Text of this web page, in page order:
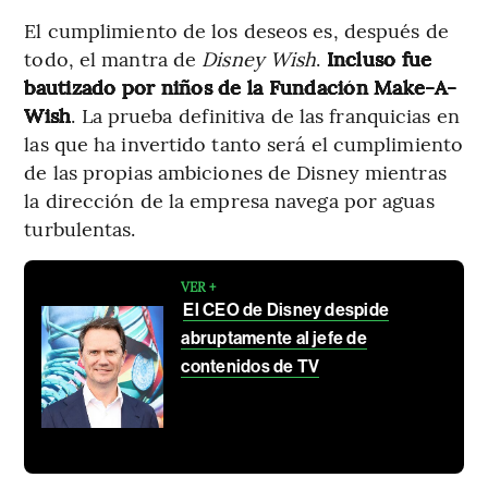
El cumplimiento de los deseos es, después de
todo, el mantra de Disney Wish. Incluso fue
bautizado por niños de la Fundación Make-A-
Wish. La prueba definitiva de las franquicias en
las que ha invertido tanto será el cumplimiento
de las propias ambiciones de Disney mientras
la dirección de la empresa navega por aguas
turbulentas.
VER +
El CEO de Disney despide
abruptamente al jefe de
contenidos de TV